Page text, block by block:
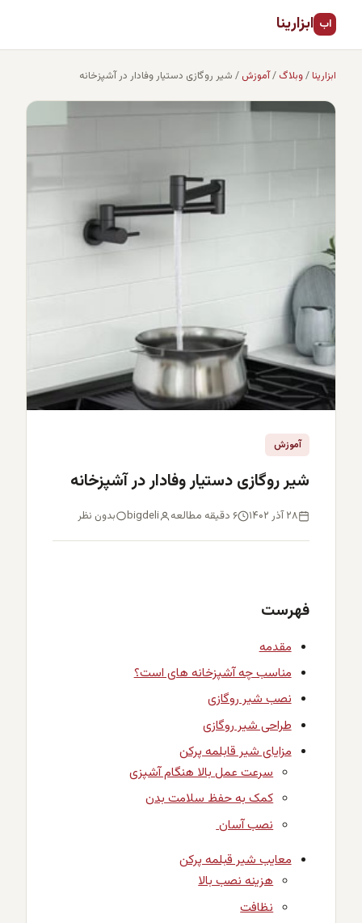
اب ابزارینا
ابزارینا /وبلاگ /آموزش / شیر روگازی دستیار وفادار در آشپزخانه
آموزش
شیر روگازی دستیار وفادار در آشپزخانه
۲۸ آذر ۱۴۰۲ ۶ دقیقه مطالعه bigdeli بدون نظر
فهرست
مقدمه
مناسب چه آشپزخانه های است؟
نصب شیر روگازی
طراحی شیر روگازی
مزایای شیر قابلمه پرکن
سرعت عمل بالا هنگام آشپزی
کمک به حفظ سلامت بدن
نصب آسان
معایب شیر قبلمه پرکن
هزینه نصب بالا
نظافت